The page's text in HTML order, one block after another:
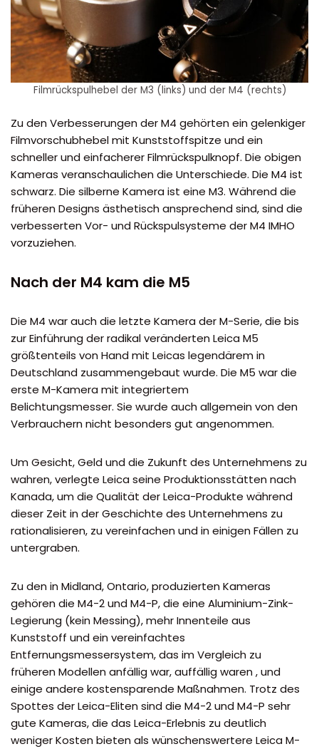
Filmrückspulhebel der M3 (links) und der M4 (rechts)
Zu den Verbesserungen der M4 gehörten ein gelenkiger
Filmvorschubhebel mit Kunststoffspitze und ein
schneller und einfacherer Filmrückspulknopf. Die obigen
Kameras veranschaulichen die Unterschiede. Die M4 ist
schwarz. Die silberne Kamera ist eine M3. Während die
früheren Designs ästhetisch ansprechend sind, sind die
verbesserten Vor- und Rückspulsysteme der M4 IMHO
vorzuziehen.
Nach der M4 kam die M5
Die M4 war auch die letzte Kamera der M-Serie, die bis
zur Einführung der radikal veränderten Leica M5
größtenteils von Hand mit Leicas legendärem in
Deutschland zusammengebaut wurde. Die M5 war die
erste M-Kamera mit integriertem
Belichtungsmesser. Sie wurde auch allgemein von den
Verbrauchern nicht besonders gut angenommen.
Um Gesicht, Geld und die Zukunft des Unternehmens zu
wahren, verlegte Leica seine Produktionsstätten nach
Kanada, um die Qualität der Leica-Produkte während
dieser Zeit in der Geschichte des Unternehmens zu
rationalisieren, zu vereinfachen und in einigen Fällen zu
untergraben.
Zu den in Midland, Ontario, produzierten Kameras
gehören die M4-2 und M4-P, die eine Aluminium-Zink-
Legierung (kein Messing), mehr Innenteile aus
Kunststoff und ein vereinfachtes
Entfernungsmessersystem, das im Vergleich zu
früheren Modellen anfällig war, auffällig waren , und
einige andere kostensparende Maßnahmen. Trotz des
Spottes der Leica-Eliten sind die M4-2 und M4-P sehr
gute Kameras, die das Leica-Erlebnis zu deutlich
weniger Kosten bieten als wünschenswertere Leica M-